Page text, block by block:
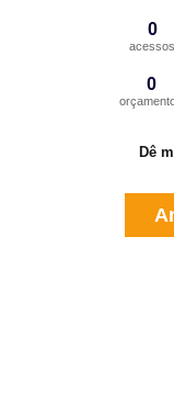
0
acessos
0
Dê